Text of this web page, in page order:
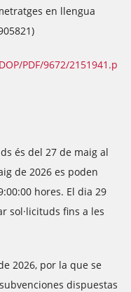
en llengua
PDF/9672/2151941.p
és del 27 de maig al
de 2026 es poden
hores. El dia 29
sol·licituds fins a les
2026, por la que se
dispuestas